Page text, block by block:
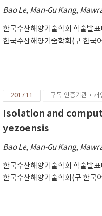
Bao Le, Man-Gu Kang,
한국수산해양기술학회 학술발표
한국수산해양기술학회(구 한국
2017.11 구독 인증기관·개
Isolation and
yezoensis
Bao Le, Man-Gu Kang,
한국수산해양기술학회 학술발표
한국수산해양기술학회(구 한국